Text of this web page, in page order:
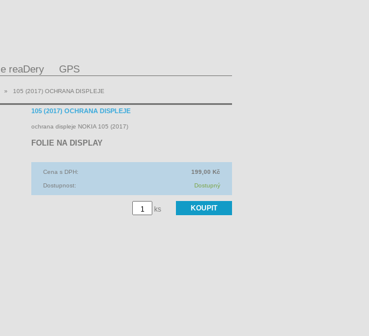
e reaDery GPS
» 105 (2017) OCHRANA DISPLEJE
105 (2017) OCHRANA DISPLEJE
ochrana displeje NOKIA 105 (2017)
FOLIE NA DISPLAY
Cena s DPH: 199,00 Kč
Dostupnost: Dostupný
ks